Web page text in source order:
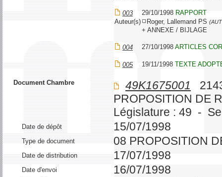
003 29/10/1998 RAPPORT
Auteur(s)
Roger, Lallemand PS
+ ANNEXE / BIJLAGE
004 27/10/1998 ARTICLES
005 19/11/1998 TEXTE
Document Chambre 49K1675001
PROPOSITION DE
Législature : 49 -
Date de dépôt 15/07/1998
Type de document 08 PROPOSITION
Date de distribution 17/07/1998
Date d'envoi 16/07/1998